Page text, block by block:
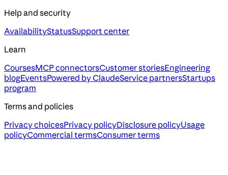
Help and security
AvailabilityStatusSupport center
Learn
CoursesMCP connectorsCustomer storiesEngineering
blogEventsPowered by ClaudeService partnersStartups
program
Terms and policies
Privacy choicesPrivacy policyDisclosure policyUsage
policyCommercial termsConsumer terms